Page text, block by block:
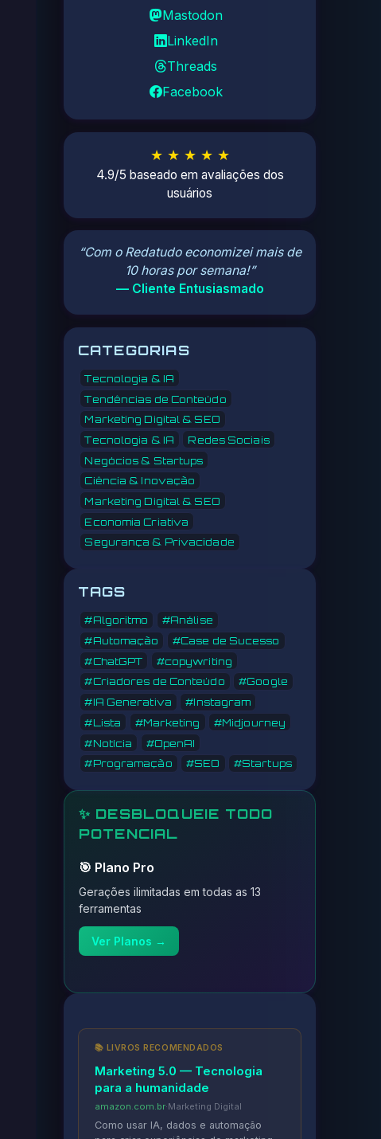
Mastodon
LinkedIn
Threads
Facebook
★ ★ ★ ★ ★
4.9/5 baseado em avaliações dos
usuários
“Com o Redatudo economizei mais de
10 horas por semana!”
— Cliente Entusiasmado
CATEGORIAS
Tecnologia & IA
Tendências de Conteúdo
Marketing Digital & SEO
Tecnologia & IA
Redes Sociais
Negócios & Startups
Ciência & Inovação
Marketing Digital & SEO
Economia Criativa
Segurança & Privacidade
TAGS
#Algoritmo
#Análise
#Automação
#Case de Sucesso
#ChatGPT
#copywriting
#Criadores de Conteúdo
#Google
#IA Generativa
#Instagram
#Lista
#Marketing
#Midjourney
#Notícia
#OpenAI
#Programação
#SEO #Startups
✨ DESBLOQUEIE TODO
POTENCIAL
🎯 Plano Pro
Gerações ilimitadas em todas as 13
ferramentas
Ver Planos →
📚 LIVROS RECOMENDADOS
Marketing 5.0 — Tecnologia
para a humanidade
amazon.com.br·Marketing Digital
Como usar IA, dados e automação